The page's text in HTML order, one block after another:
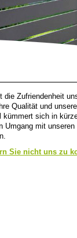
die Zufriendenheit
Qualität und
kümmert sich in
Umgang mit
Sie nicht uns zu